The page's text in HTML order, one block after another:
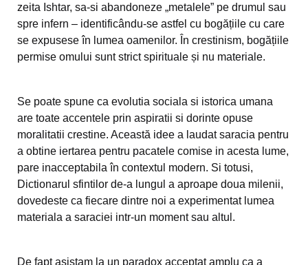
zeita Ishtar, sa-si abandoneze „metalele” pe drumul sau
spre infern – identificându-se astfel cu bogățiile cu care
se expusese în lumea oamenilor. În crestinism, bogățiile
permise omului sunt strict spirituale și nu materiale.
Se poate spune ca evolutia sociala si istorica umana
are toate accentele prin aspiratii si dorinte opuse
moralitatii crestine. Această idee a laudat saracia pentru
a obtine iertarea pentru pacatele comise in acesta lume,
pare inacceptabila în contextul modern. Si totusi,
Dictionarul sfintilor de-a lungul a aproape doua milenii,
dovedeste ca fiecare dintre noi a experimentat lumea
materiala a saraciei intr-un moment sau altul.
De fapt asistam la un paradox acceptat amplu ca a